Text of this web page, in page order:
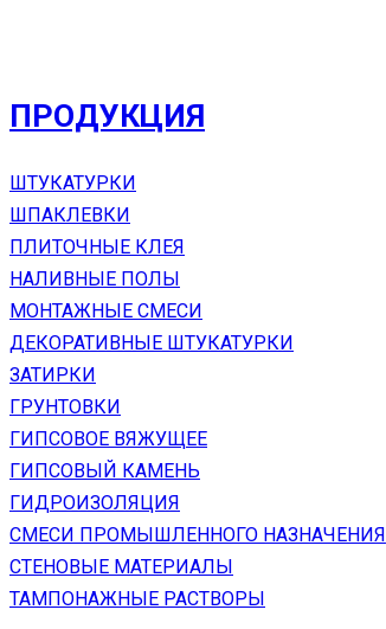
ПРОДУКЦИЯ
ШТУКАТУРКИ
ШПАКЛЕВКИ
ПЛИТОЧНЫЕ КЛЕЯ
НАЛИВНЫЕ ПОЛЫ
МОНТАЖНЫЕ СМЕСИ
ДЕКОРАТИВНЫЕ ШТУКАТУРКИ
ЗАТИРКИ
ГРУНТОВКИ
ГИПСОВОЕ ВЯЖУЩЕЕ
ГИПСОВЫЙ КАМЕНЬ
ГИДРОИЗОЛЯЦИЯ
СМЕСИ ПРОМЫШЛЕННОГО НАЗНАЧЕНИЯ
СТЕНОВЫЕ МАТЕРИАЛЫ
ТАМПОНАЖНЫЕ РАСТВОРЫ